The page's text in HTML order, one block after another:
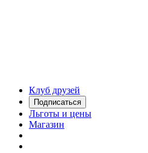
Клуб друзей
Подписаться
Льготы и цены
Магазин